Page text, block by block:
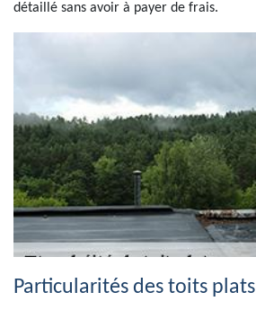
détaillé sans avoir à payer de frais.
Particularités des toits plats